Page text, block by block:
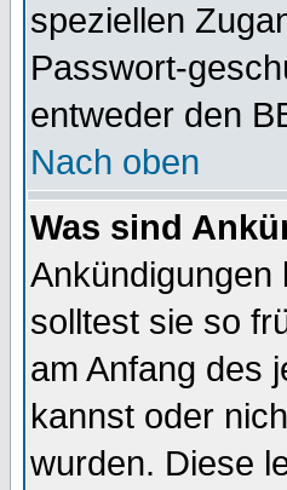
speziellen
Passwort-
entweder den
Nach oben
Was sind
Ankündigungen
solltest sie so
am Anfang des
kannst oder
wurden. Diese